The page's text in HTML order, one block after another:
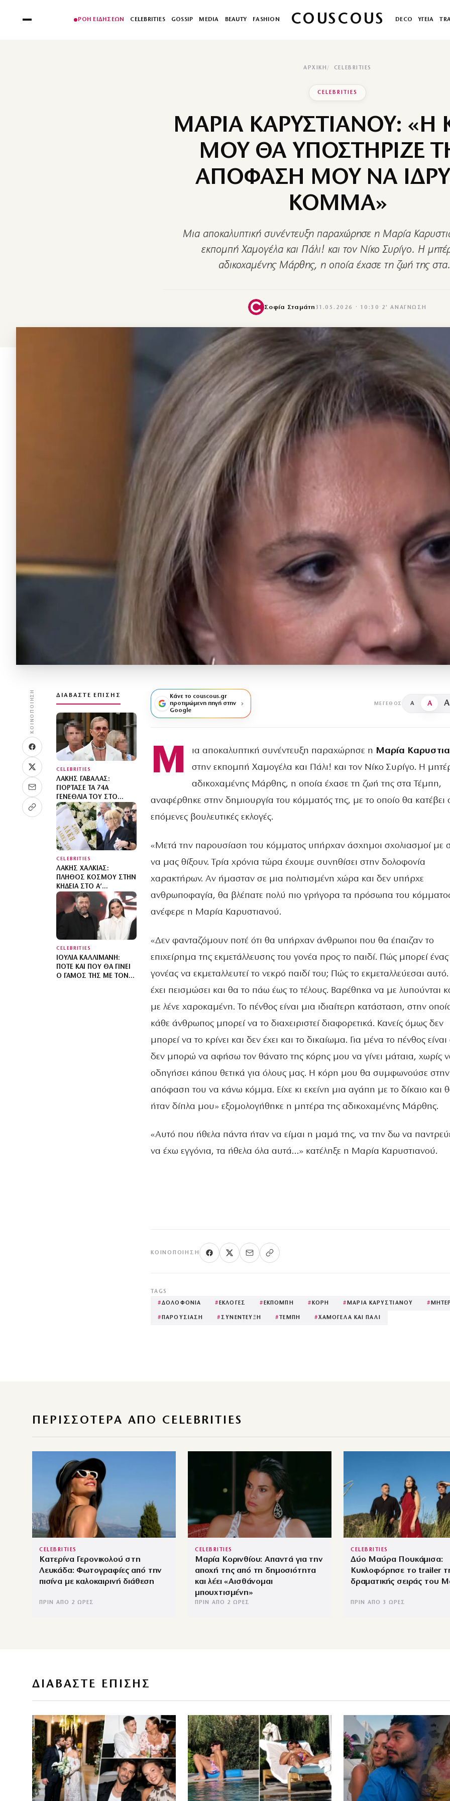
ΡΟΗ ΕΙΔΗΣΕΩΝ CELEBRITIES GOSSIP MEDIA BEAUTY FASHION COUSCOUS DECO ΥΓΕΙΑ
ΑΡΧΙΚΉ CELEBRITIES
CELEBRITIES
ΜΑΡΙΑ ΚΑΡΥΣΤΙΑΝΟΥ: «Η
ΜΟΥ ΘΑ ΥΠΟΣΤΗΡΙΖΕ
ΑΠΟΦΑΣΗ ΜΟΥ ΝΑ
ΚΟΜΜΑ»
Μια αποκαλυπτική συνέντευξη παραχώρησε η Μαρία
εκπομπή Χαμογέλα και Πάλι! και τον Νίκο Συρίγο. Η
αδικοχαμένης Μάρθης, η οποία έχασε τη ζωή της
Σοφία Σταμάτη 31.05.2026 · 10:30 · 2′ ΑΝΆΓΝΩΣΗ
ΚΟΙΝΟΠΟΊΗΣΗ ΔΙΑΒΆΣΤΕ ΕΠΊΣΗΣ
CELEBRITIES
ΛΆΚΗΣ ΓΑΒΑΛΆΣ:
ΓΙΌΡΤΑΣΕ ΤΑ 74Α
ΓΕΝΈΘΛΙΆ ΤΟΥ ΣΤΟ
ΕΣΤΙΑΤΌΡΙΟ ΤΗΣ
ΑΡΓΥΡΏΣ
ΜΠΑΡΜΠΑΡΊΓΟΥ ΜΕ
ΑΓΑΠΗΜΈΝΟΥΣ ΦΊΛΟΥΣ
CELEBRITIES
ΛΆΚΗΣ ΧΑΛΚΙΆΣ:
ΠΛΉΘΟΣ ΚΌΣΜΟΥ ΣΤΗΝ
ΚΗΔΕΊΑ ΣΤΟ Α’
ΝΕΚΡΟΤΑΦΕΊΟ ΑΘΗΝΏΝ
CELEBRITIES
ΙΟΥΛΊΑ ΚΑΛΛΙΜΆΝΗ:
ΠΌΤΕ ΚΑΙ ΠΟΎ ΘΑ ΓΊΝΕΙ
Ο ΓΆΜΟΣ ΤΗΣ ΜΕ ΤΟΝ
Κάνε το couscous.gr
προτιμώμενη πηγή στην
Google
ΜΈΓΕΘΟΣ A A A
Μ ια αποκαλυπτική συνέντευξη παραχώρησε η Μαρία
στην εκπομπή Χαμογέλα και Πάλι! και τον Νίκο Συρίγο. Η
αδικοχαμένης Μάρθης, η οποία έχασε τη ζωή της στα Τέμπη,
αναφέρθηκε στην δημιουργία του κόμματός της, με το οποίο θα κατέβει
επόμενες βουλευτικές εκλογές.
«Μετά την παρουσίαση του κόμματος υπήρχαν άσχημοι σχολιασμοί με
να μας θίξουν. Τρία χρόνια τώρα έχουμε συνηθίσει στην δολοφονία
χαρακτήρων. Αν ήμασταν σε μια πολιτισμένη χώρα και δεν υπήρχε
ανθρωποφαγία, θα βλέπατε πολύ πιο γρήγορα τα πρόσωπα του
ανέφερε η Μαρία Καρυστιανού.
«Δεν φανταζόμουν ποτέ ότι θα υπήρχαν άνθρωποι που θα έπαιζαν το
επιχείρημα της εκμετάλλευσης του γονέα προς το παιδί. Πώς μπορεί ένας
γονέας να εκμεταλλευτεί το νεκρό παιδί του; Πώς το εκμεταλλεύεσαι
έχει πεισμώσει και θα το πάω έως το τέλους. Βαρέθηκα να με λυπούνται
με λένε χαροκαμένη. Το πένθος είναι μια ιδιαίτερη κατάσταση, στην
κάθε άνθρωπος μπορεί να το διαχειριστεί διαφορετικά. Κανείς όμως δεν
μπορεί να το κρίνει και δεν έχει και το δικαίωμα. Για μένα το πένθος είναι
δεν μπορώ να αφήσω τον θάνατο της κόρης μου να γίνει μάταια, χωρίς
οδηγήσει κάπου θετικά για όλους μας. Η κόρη μου θα συμφωνούσε στην
απόφαση του να κάνω κόμμα. Είχε κι εκείνη μια αγάπη με το δίκαιο και
ήταν δίπλα μου» εξομολογήθηκε η μητέρα της αδικοχαμένης Μάρθης.
«Αυτό που ήθελα πάντα ήταν να είμαι η μαμά της, να την δω να
να έχω εγγόνια, τα ήθελα όλα αυτά…» κατέληξε η Μαρία Καρυστιανού.
ΚΟΙΝΟΠΟΊΗΣΗ
TAGS
#ΔΟΛΟΦΟΝΙΑ # ΕΚΛΟΓΕΣ # ΕΚΠΟΜΠΗ # ΚΟΡΗ # ΜΑΡΙΑ ΚΑΡΥΣΤΙΑΝΟΥ #
# ΠΑΡΟΥΣΙΑΣΗ # ΣΥΝΕΝΤΕΥΞΗ # ΤΕΜΠΗ #ΧΑΜΟΓΕΛΑ ΚΑΙ ΠΑΛΙ
ΠΕΡΙΣΣΌΤΕΡΑ ΑΠΌ CELEBRITIES
CELEBRITIES
Κατερίνα Γερονικολού στη
Λευκάδα: Φωτογραφίες από την
πισίνα με καλοκαιρινή διάθεση
ΠΡΙΝ ΑΠΌ 2 ΏΡΕΣ
CELEBRITIES
Μαρία Κορινθίου: Απαντά για την
αποχή της από τη δημοσιότητα
και λέει «Αισθάνομαι
μπουχτισμένη»
ΠΡΙΝ ΑΠΌ 2 ΏΡΕΣ
CELEBRITIES
Δύο Μαύρα Πουκάμισα:
Κυκλοφόρησε το trailer
δραματικής σειράς του
ΠΡΙΝ ΑΠΌ 3 ΏΡΕΣ
ΔΙΑΒΑΣΤΕ ΕΠΙΣΗΣ